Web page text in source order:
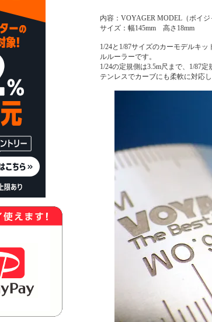
内容：VOYAGER MODEL（ボイ
サイズ：幅145mm 高さ18mm
1/24と1/87サイズのカーモデルキ
ルルーラーです。
1/24の定規側は3.5m尺まで、1/87
テンレスでカーブにも柔軟に対応し